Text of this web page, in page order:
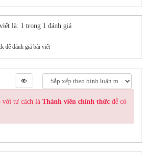
là: 1 trong 1 đánh giá
để đánh giá bài viết
với tư cách là Thành viên chính thức để có